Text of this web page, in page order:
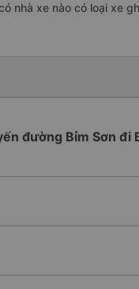
nhà xe nào có loại xe
đường Bỉm Sơn đi